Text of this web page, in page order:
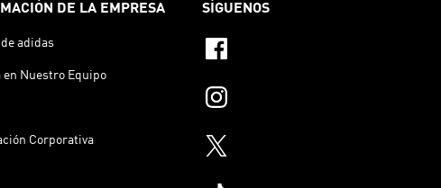
DE LA EMPRESA
adidas
en Nuestro Equipo
Corporativa
SÍGUENOS